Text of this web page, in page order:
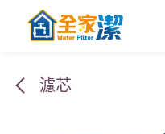
跳至內容
濾芯